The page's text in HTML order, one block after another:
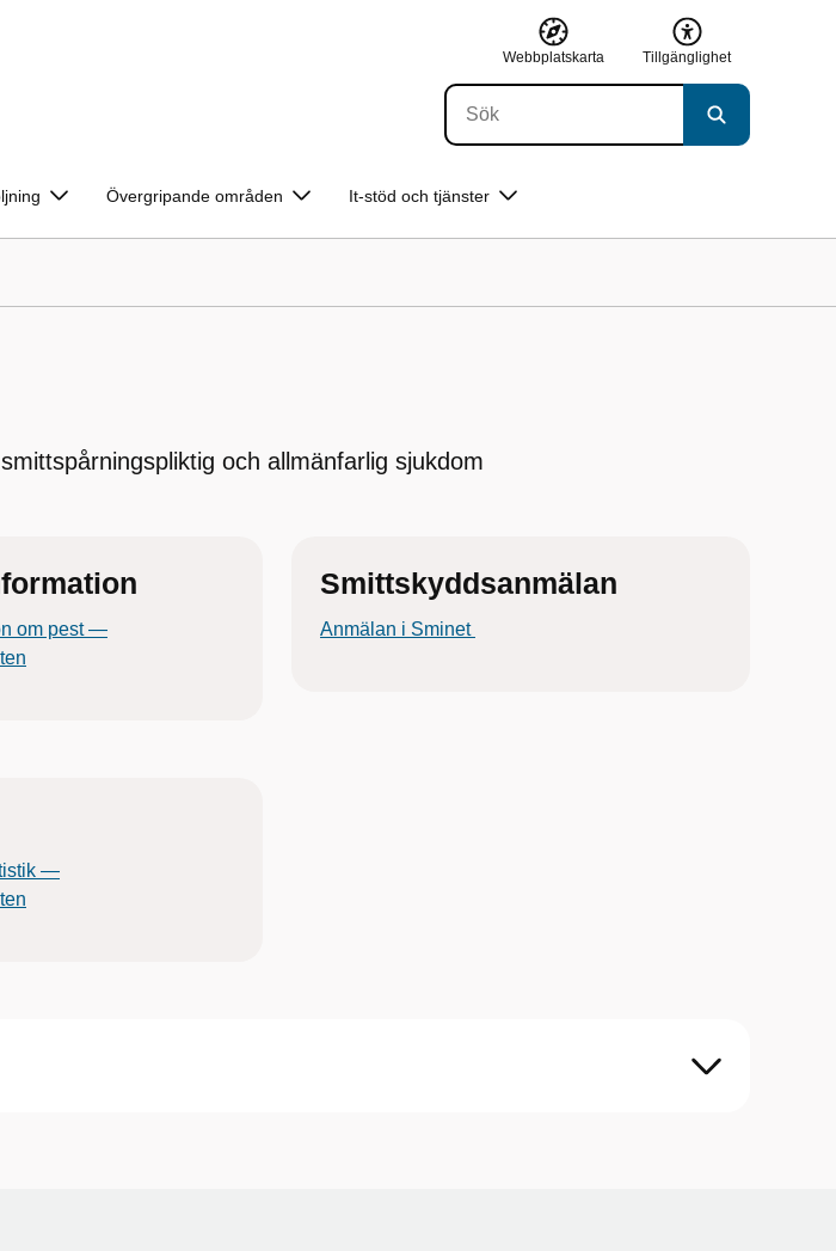
Webbplatskarta Tillgänglighet
Övergripande områden It-stöd och tjänster
och allmänfarlig sjukdom
om pest —
Smittskyddsanmälan
Anmälan i Sminet
—